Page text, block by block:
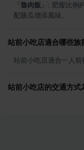
魯肉飯
: 肥瘦比例
配蔭瓜增添風味。
站前小吃店適合哪些族
站前小吃店適合一人前
站前小吃店的交通方式